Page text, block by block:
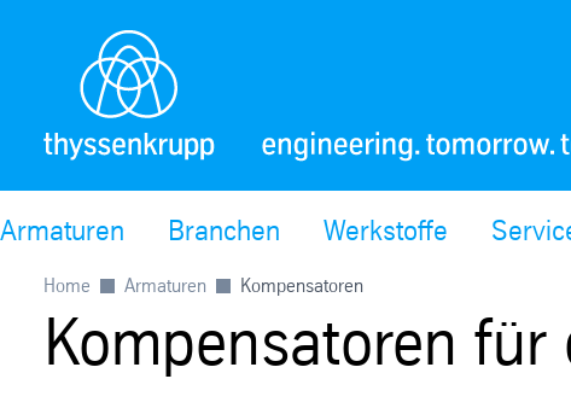
Armaturen Branchen Werkstoffe
Home Armaturen Kompensatoren
Kompensatoren für